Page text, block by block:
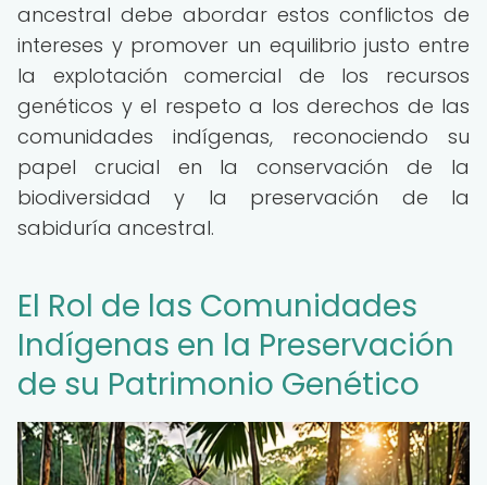
ancestral debe abordar estos conflictos de
intereses y promover un equilibrio justo entre
la explotación comercial de los recursos
genéticos y el respeto a los derechos de las
comunidades indígenas, reconociendo su
papel crucial en la conservación de la
biodiversidad y la preservación de la
sabiduría ancestral.
El Rol de las Comunidades
Indígenas en la Preservación
de su Patrimonio Genético